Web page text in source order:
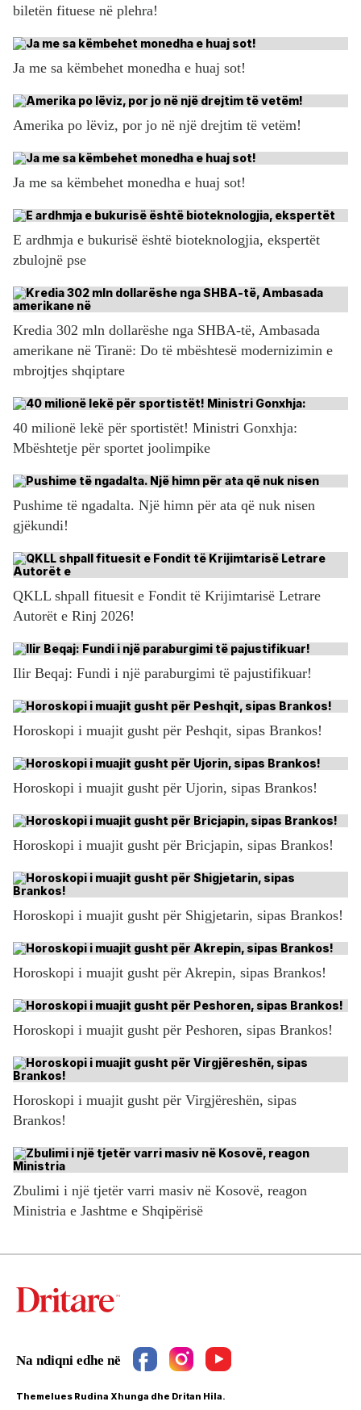
biletën fituese në plehra!
Ja me sa këmbehet monedha e huaj sot!
Amerika po lëviz, por jo në një drejtim të vetëm!
Ja me sa këmbehet monedha e huaj sot!
E ardhmja e bukurisë është bioteknologjia, ekspertët
zbulojnë pse
Kredia 302 mln dollarëshe nga SHBA-të, Ambasada
amerikane në Tiranë: Do të mbështesë modernizimin e
mbrojtjes shqiptare
40 milionë lekë për sportistët! Ministri Gonxhja:
Mbështetje për sportet joolimpike
Pushime të ngadalta. Një himn për ata që nuk nisen
gjëkundi!
QKLL shpall fituesit e Fondit të Krijimtarisë Letrare
Autorët e Rinj 2026!
Ilir Beqaj: Fundi i një paraburgimi të pajustifikuar!
Horoskopi i muajit gusht për Peshqit, sipas Brankos!
Horoskopi i muajit gusht për Ujorin, sipas Brankos!
Horoskopi i muajit gusht për Bricjapin, sipas Brankos!
Horoskopi i muajit gusht për Shigjetarin, sipas Brankos!
Horoskopi i muajit gusht për Akrepin, sipas Brankos!
Horoskopi i muajit gusht për Peshoren, sipas Brankos!
Horoskopi i muajit gusht për Virgjëreshën, sipas
Brankos!
Zbulimi i një tjetër varri masiv në Kosovë, reagon
Ministria e Jashtme e Shqipërisë
Themelues Rudina Xhunga dhe Dritan Hila.